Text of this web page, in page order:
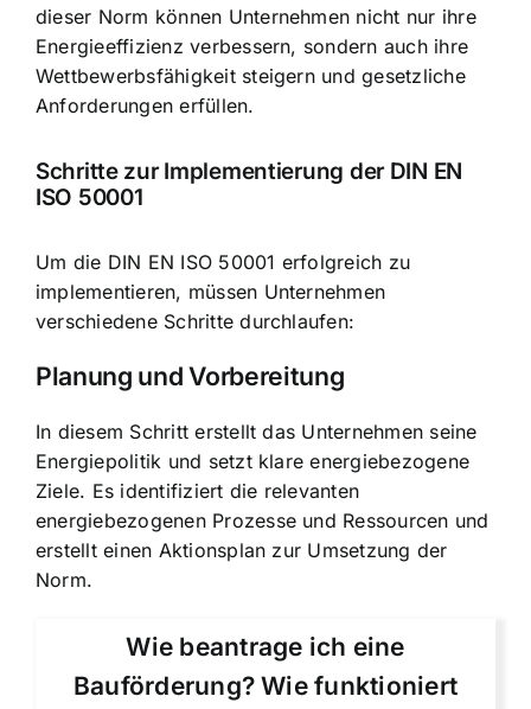
dieser Norm können Unternehmen nicht nur ihre
Energieeffizienz verbessern, sondern auch ihre
Wettbewerbsfähigkeit steigern und gesetzliche
Anforderungen erfüllen.
Schritte zur Implementierung der DIN EN
ISO 50001
Um die DIN EN ISO 50001 erfolgreich zu
implementieren, müssen Unternehmen
verschiedene Schritte durchlaufen:
Planung und Vorbereitung
In diesem Schritt erstellt das Unternehmen seine
Energiepolitik und setzt klare energiebezogene
Ziele. Es identifiziert die relevanten
energiebezogenen Prozesse und Ressourcen und
erstellt einen Aktionsplan zur Umsetzung der
Norm.
Wie beantrage ich eine
Bauförderung? Wie funktioniert